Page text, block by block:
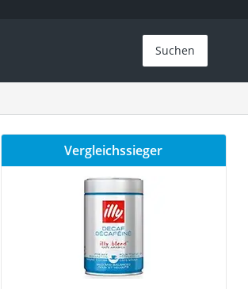
Suchen
Vergleichssieger